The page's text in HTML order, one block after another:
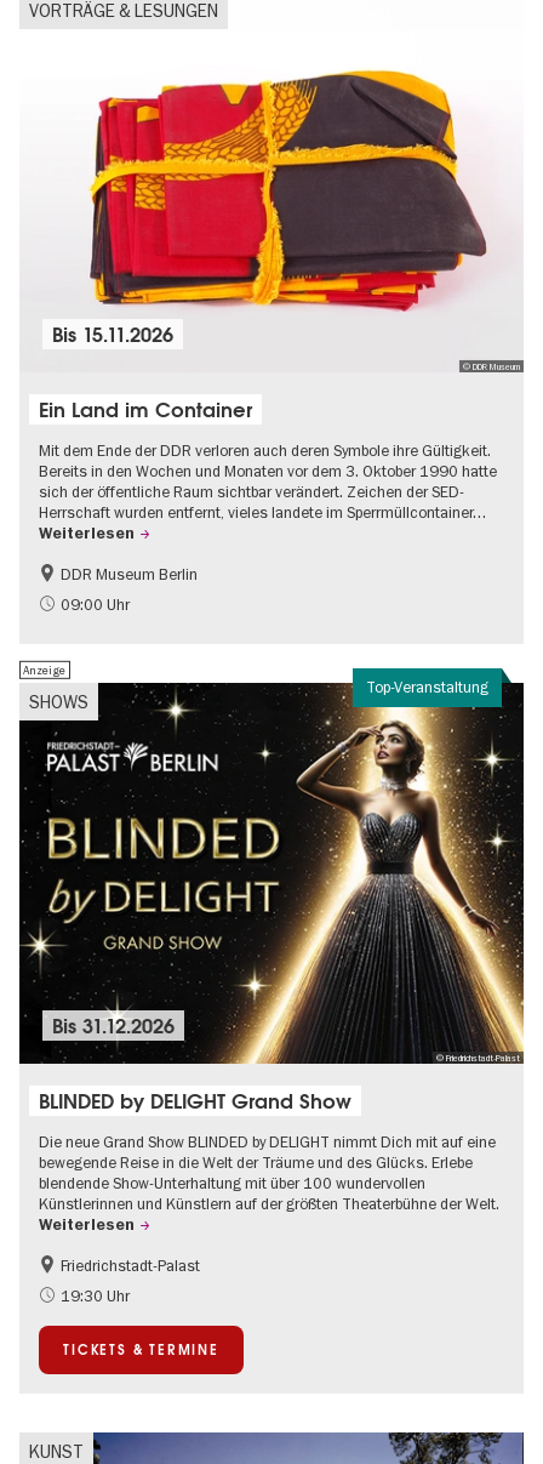
VORTRÄGE & LESUNGEN
© DDR Museum
Bis 15.11.2026
Ein Land im Container
Mit dem Ende der DDR verloren auch deren Symbole ihre Gültigkeit.
Bereits in den Wochen und Monaten vor dem 3. Oktober 1990 hatte
sich der öffentliche Raum sichtbar verändert. Zeichen der SED-
Herrschaft wurden entfernt, vieles landete im Sperrmüllcontainer…
Weiterlesen
DDR-Geschichte
Politik & Gesellschaft
DDR Museum Berlin
09:00 Uhr
Top-Veranstaltung
SHOWS
Anzeige
© Friedrichstadt-Palast
Bis31.12.2026
BLINDED by DELIGHT Grand Show
Die neue Grand Show BLINDED by DELIGHT nimmt Dich mit auf eine
bewegende Reise in die Welt der Träume und des Glücks. Erlebe
blendende Show-Unterhaltung mit über 100 wundervollen
Künstlerinnen und Künstlern auf der größten Theaterbühne der Welt.
Weiterlesen
Barrierefrei
International
Friedrichstadt-Palast
19:30 Uhr
TICKETS & TERMINE
KUNST